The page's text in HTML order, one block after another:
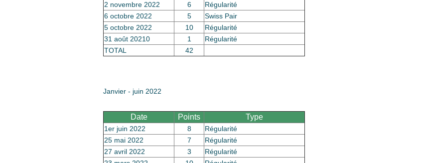
2 novembre 2022
6
Régularité
6 octobre 2022
5
Swiss Pair
5 octobre 2022
10
Régularité
31 août 20210
1
Régularité
TOTAL
42
Janvier - juin 2022
Date Points Type
1er juin 2022 8
Régularité
25 mai 2022
7
Régularité
27 avril 2022
3
Régularité